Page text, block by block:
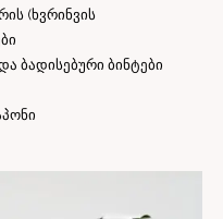
(ხვრინვის
ბადისებური ბინტები